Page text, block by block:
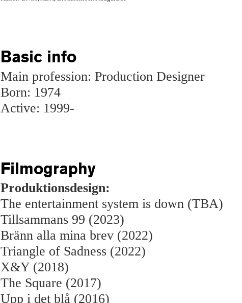
Basic info
Main profession: Production Designer
Born: 1974
Active: 1999-
Filmography
Produktionsdesign:
The entertainment system is down (TBA)
Tillsammans 99 (2023)
Bränn alla mina brev (2022)
Triangle of Sadness (2022)
X&Y (2018)
The Square (2017)
Upp i det blå (2016)